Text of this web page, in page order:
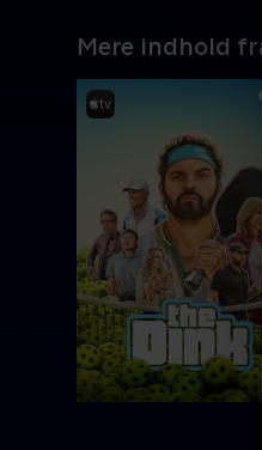
Mere indhold